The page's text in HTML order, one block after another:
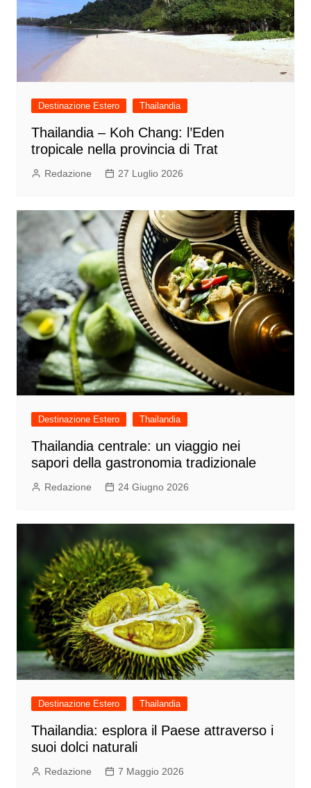
Destinazione Estero Thailandia
Thailandia – Koh Chang: l’Eden
tropicale nella provincia di Trat
Redazione 27 Luglio 2026
Destinazione Estero Thailandia
Thailandia centrale: un viaggio nei
sapori della gastronomia tradizionale
Redazione 24 Giugno 2026
Destinazione Estero Thailandia
Thailandia: esplora il Paese attraverso i
suoi dolci naturali
Redazione 7 Maggio 2026